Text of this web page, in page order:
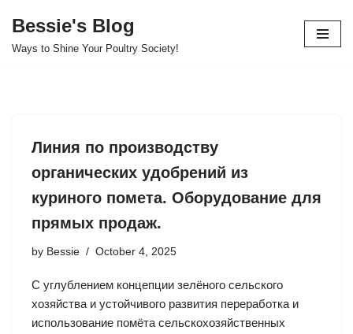
Skip
Bessie's Blog
Ways to Shine Your Poultry Society!
Линия по производству
органических удобрений из
куриного помета. Оборудование для
прямых продаж.
by Bessie October 4, 2025
С углублением концепции зелёного сельского
хозяйства и устойчивого развития переработка и
использование помёта сельскохозяйственных